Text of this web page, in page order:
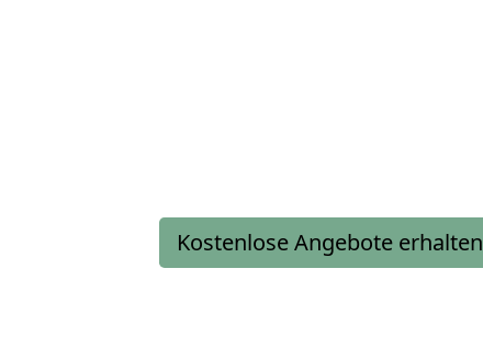
Kostenlose Angebote erhalten